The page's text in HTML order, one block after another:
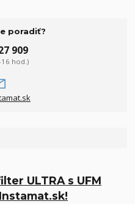
poradiť?
909
16 hod.)
ULTRA s UFM